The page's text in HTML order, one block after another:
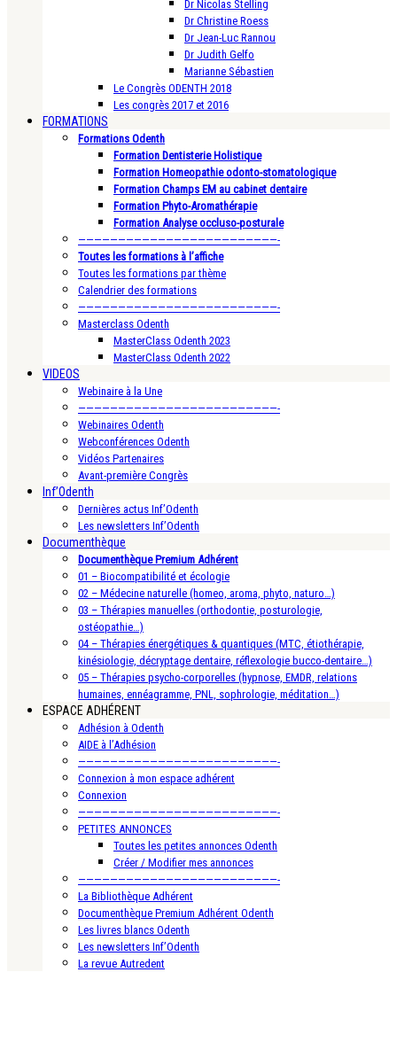
Dr Nicolas Stelling
Dr Christine Roess
Dr Jean-Luc Rannou
Dr Judith Gelfo
Marianne Sébastien
Le Congrès ODENTH 2018
Les congrès 2017 et 2016
FORMATIONS
Formations Odenth
Formation Dentisterie Holistique
Formation Homeopathie odonto-stomatologique
Formation Champs EM au cabinet dentaire
Formation Phyto-Aromathérapie
Formation Analyse occluso-posturale
—————————————————————————-
Toutes les formations à l’affiche
Toutes les formations par thème
Calendrier des formations
—————————————————————————-
Masterclass Odenth
MasterClass Odenth 2023
MasterClass Odenth 2022
VIDEOS
Webinaire à la Une
—————————————————————————-
Webinaires Odenth
Webconférences Odenth
Vidéos Partenaires
Avant-première Congrès
Inf’Odenth
Dernières actus Inf’Odenth
Les newsletters Inf’Odenth
Documenthèque
Documenthèque Premium Adhérent
01 – Biocompatibilité et écologie
02 – Médecine naturelle (homeo, aroma, phyto, naturo…)
03 – Thérapies manuelles (orthodontie, posturologie,
ostéopathie…)
04 – Thérapies énergétiques & quantiques (MTC, étiothérapie,
kinésiologie, décryptage dentaire, réflexologie bucco-dentaire…)
05 – Thérapies psycho-corporelles (hypnose, EMDR, relations
humaines, ennéagramme, PNL, sophrologie, méditation…)
ESPACE ADHÉRENT
Adhésion à Odenth
AIDE à l’Adhésion
—————————————————————————-
Connexion à mon espace adhérent
Connexion
—————————————————————————-
PETITES ANNONCES
Toutes les petites annonces Odenth
Créer / Modifier mes annonces
—————————————————————————-
La Bibliothèque Adhérent
Documenthèque Premium Adhérent Odenth
Les livres blancs Odenth
Les newsletters Inf’Odenth
La revue Autredent